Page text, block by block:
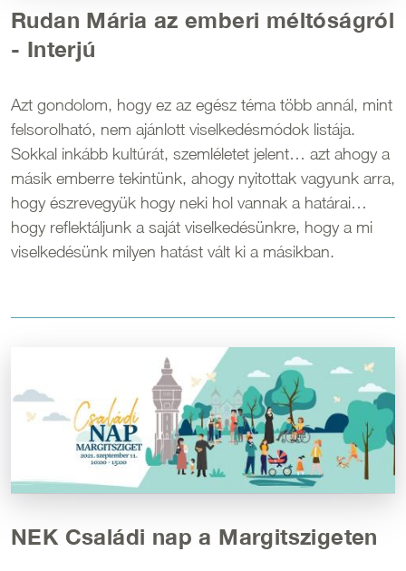
Rudan Mária az emberi méltóságról
- Interjú
Azt gondolom, hogy ez az egész téma több annál, mint
felsorolható, nem ajánlott viselkedésmódok listája.
Sokkal inkább kultúrát, szemléletet jelent… azt ahogy a
másik emberre tekintünk, ahogy nyitottak vagyunk arra,
hogy észrevegyük hogy neki hol vannak a határai…
hogy reflektáljunk a saját viselkedésünkre, hogy a mi
viselkedésünk milyen hatást vált ki a másikban.
NEK Családi nap a Margitszigeten